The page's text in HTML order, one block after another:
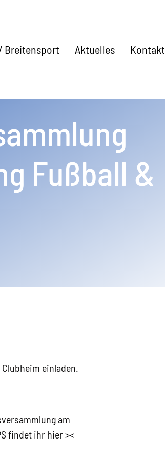
Breitensport Aktuelles Kontakt
Fußball &
einladen.
am
findet ihr hier><